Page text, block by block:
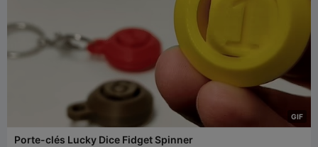
GIF
Porte-clés Lucky Dice Fidget Spinner